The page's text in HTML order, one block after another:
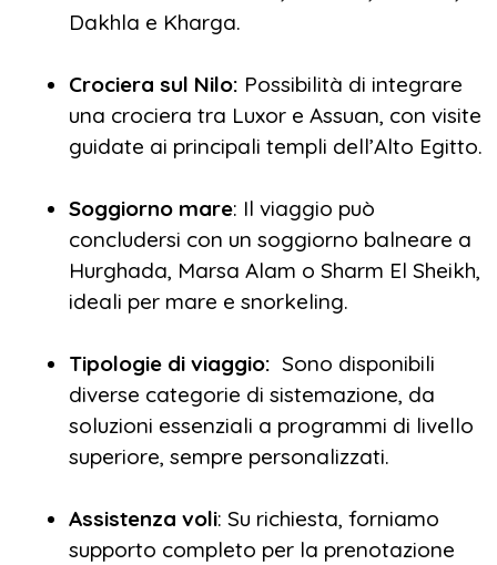
Dakhla e Kharga.
Crociera sul Nilo: Possibilità di integrare
una crociera tra Luxor e Assuan, con visite
guidate ai principali templi dell’Alto Egitto.
Soggiorno mare: Il viaggio può
concludersi con un soggiorno balneare a
Hurghada, Marsa Alam o Sharm El Sheikh,
ideali per mare e snorkeling.
Tipologie di viaggio: Sono disponibili
diverse categorie di sistemazione, da
soluzioni essenziali a programmi di livello
superiore, sempre personalizzati.
Assistenza voli: Su richiesta, forniamo
supporto completo per la prenotazione